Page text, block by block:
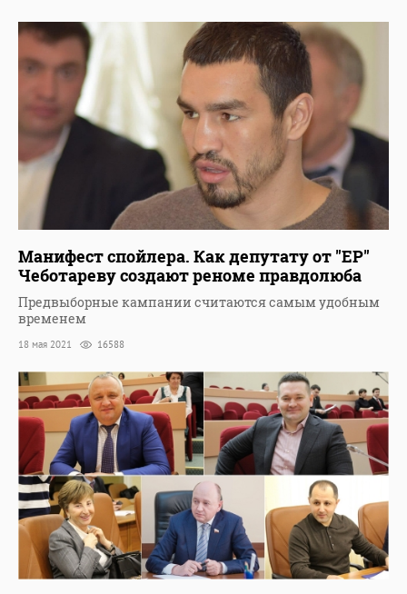
Манифест спойлера. Как депутату от "ЕР"
Чеботареву создают реноме правдолюба
Предвыборные кампании считаются самым удобным
временем
18 мая 2021 16588